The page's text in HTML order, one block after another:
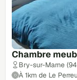
Chambre
Bry-sur-Marne
À 1km de Le